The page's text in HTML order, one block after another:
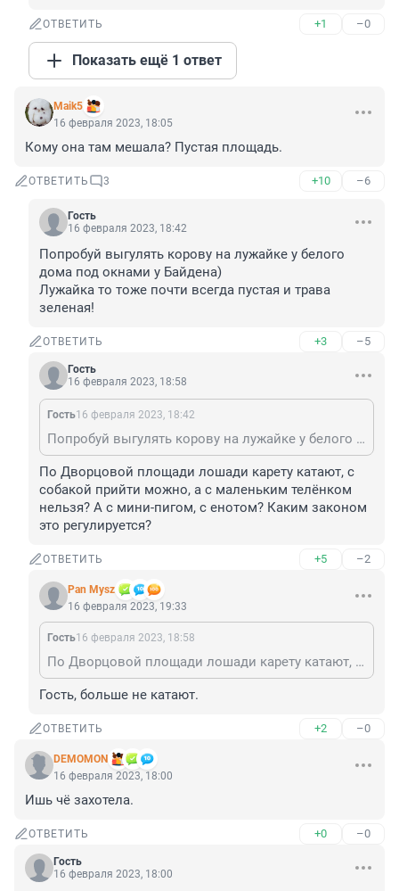
ОТВЕТИТЬ +1 –0
Показать ещё 1 ответ
Maik5
16 февраля 2023, 18:05
Кому она там мешала? Пустая площадь.
ОТВЕТИТЬ 3 +10 –6
Гость
16 февраля 2023, 18:42
Попробуй выгулять корову на лужайке у белого
дома под окнами у Байдена)
Лужайка то тоже почти всегда пустая и трава
зеленая!
ОТВЕТИТЬ +3 –5
Гость
16 февраля 2023, 18:58
Гость16 февраля 2023, 18:42
Попробуй выгулять корову на лужайке у белого дома под окнами у Байдена) Лужайка то тоже почти всегда пустая и трава зеленая!
По Дворцовой площади лошади карету катают, с
собакой прийти можно, а с маленьким телёнком
нельзя? А с мини-пигом, с енотом? Каким законом
это регулируется?
ОТВЕТИТЬ +5 –2
Pan Mysz
16 февраля 2023, 19:33
Гость16 февраля 2023, 18:58
По Дворцовой площади лошади карету катают, с собакой прийти можно, а с маленьким телёнком нельзя? А с мини-пигом, с енотом? Каким законом это регулируется?
Гость, больше не катают.
ОТВЕТИТЬ +2 –0
DEMOMON
16 февраля 2023, 18:00
Ишь чё захотела.
ОТВЕТИТЬ +0 –0
Гость
16 февраля 2023, 18:00